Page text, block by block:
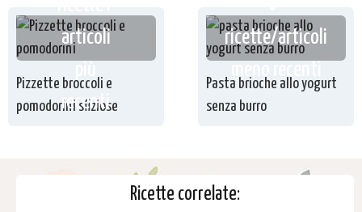
articoli
recenti
Pizzette broccoli e
pomodorini sfiziose
ricette/articoli
Pasta brioche allo yogurt
senza burro
Ricette correlate: